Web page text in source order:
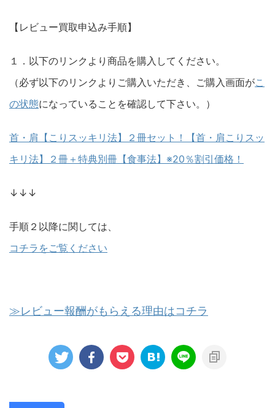
【レビュー買取申込み手順】
１．以下のリンクより商品を購入してください。
（必ず以下のリンクよりご購入いただき、ご購入画面がこ
の状態になっていることを確認して下さい。）
首・肩【こりスッキリ法】２冊セット！【首・肩こりスッ
キリ法】２冊＋特典別冊【食事法】※20％割引価格！
↓↓↓
手順２以降に関しては、
コチラをご覧ください
≫レビュー報酬がもらえる理由はコチラ